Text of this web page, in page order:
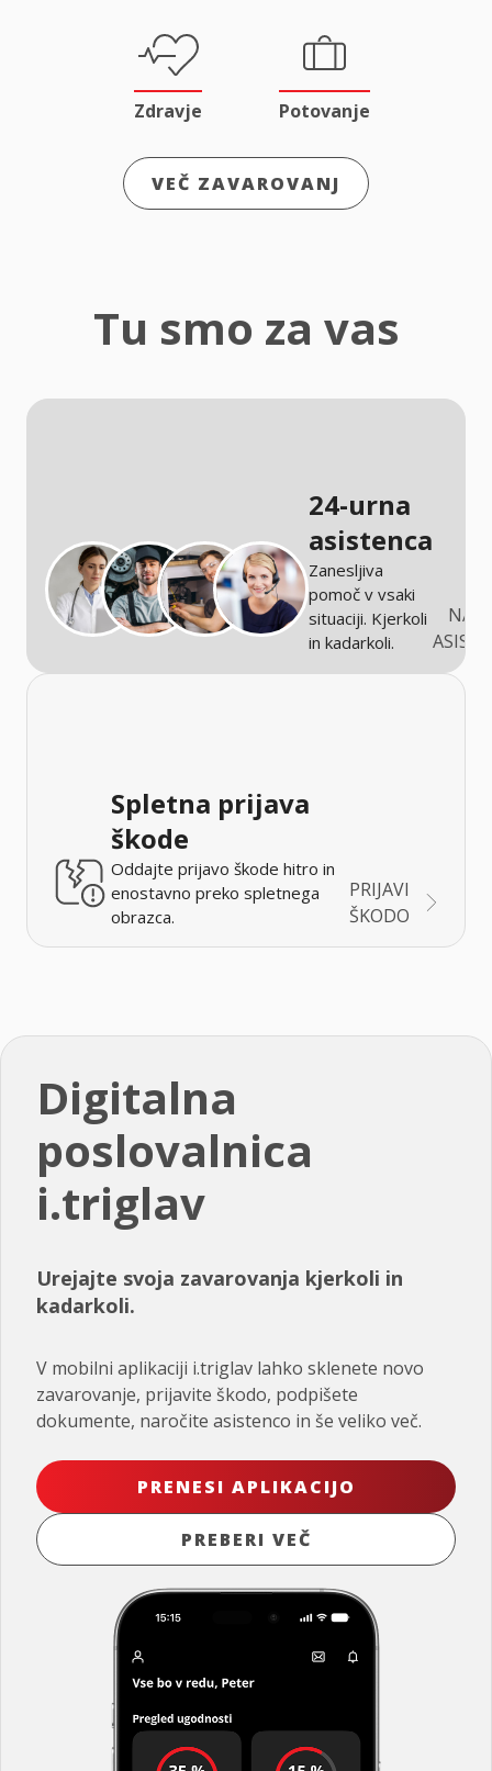
Zdravje Potovanje
VEČ ZAVAROVANJ
Tu smo za vas
24-urna
asistenca
Zanesljiva
pomoč v vsaki
situaciji. Kjerkoli
in kadarkoli.
Spletna prijava
škode
Oddajte prijavo škode hitro in
enostavno preko spletnega
obrazca.
PRIJAVI
ŠKODO
Digitalna
poslovalnica
i.triglav
Urejajte svoja zavarovanja kjerkoli in
kadarkoli.
V mobilni aplikaciji i.triglav lahko sklenete novo
zavarovanje, prijavite škodo, podpišete
dokumente, naročite asistenco in še veliko več.
PRENESI APLIKACIJO
PREBERI VEČ